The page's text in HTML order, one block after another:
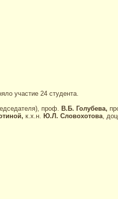
участие 24 студента.
проф. В.Б. Голубева,
к.х.н. Ю.Л. Словохотова,